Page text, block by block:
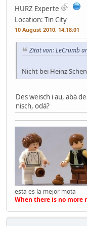
HURZ Experte
Location: Tin City
10 August 2010, 14:18:01
Zitat von: LeCrumb
Nicht bei Heinz
Des weisch i au, abä
nisch, odä?
esta es la mejor mota
When there is no more